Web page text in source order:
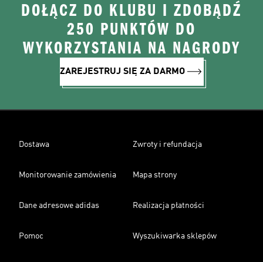
DOŁĄCZ DO KLUBU I ZDOBĄDŹ
250 PUNKTÓW DO
WYKORZYSTANIA NA NAGRODY
ZAREJESTRUJ SIĘ ZA DARMO
Dostawa Zwroty i refundacja
Monitorowanie zamówienia Mapa strony
Dane adresowe adidas Realizacja płatności
Pomoc Wyszukiwarka sklepów